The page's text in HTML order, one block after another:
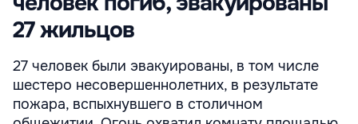
27 жильцов
27 человек были эвакуированы, в том числе
шестеро несовершеннолетних, в результате
пожара, вспыхнувшего в столичном